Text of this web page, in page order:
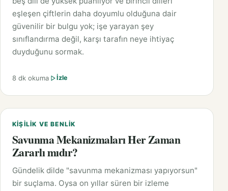
eşleşen çiftlerin daha doyumlu olduğuna dair
güvenilir bir bulgu yok; işe yarayan şey
sınıflandırma değil, karşı tarafın neye ihtiyaç
duyduğunu sormak.
8 dk okuma İzle
KIŞILIK VE BENLIK
Savunma Mekanizmaları Her Zaman
Zararlı mıdır?
Gündelik dilde "savunma mekanizması yapıyorsun"
bir suçlama. Oysa on yıllar süren bir izleme